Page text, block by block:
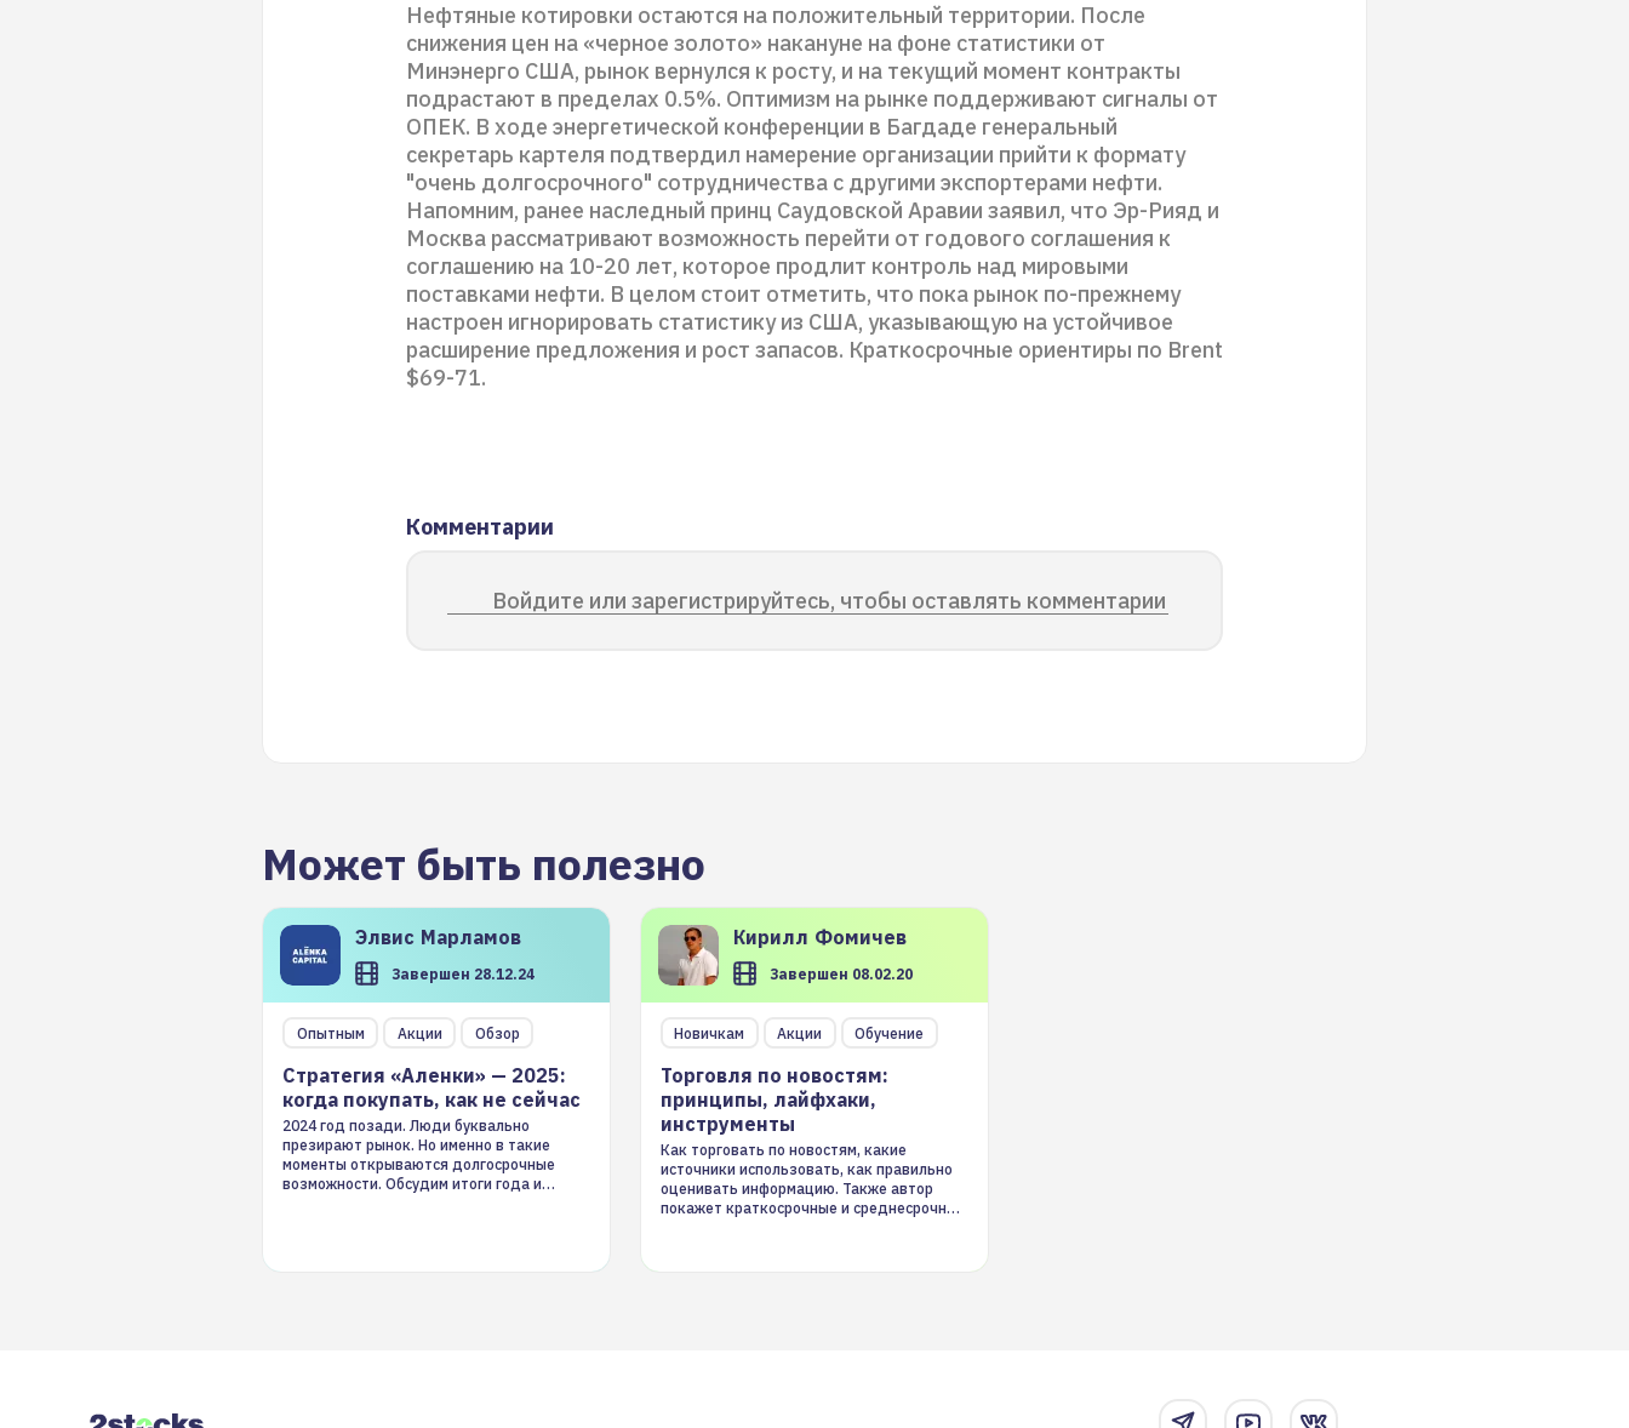
Нефтяные котировки остаются на положительный территории. После
снижения цен на «черное золото» накануне на фоне статистики от
Минэнерго США, рынок вернулся к росту, и на текущий момент контракты
подрастают в пределах 0.5%. Оптимизм на рынке поддерживают сигналы от
ОПЕК. В ходе энергетической конференции в Багдаде генеральный
секретарь картеля подтвердил намерение организации прийти к формату
"очень долгосрочного" сотрудничества с другими экспортерами нефти.
Напомним, ранее наследный принц Саудовской Аравии заявил, что Эр-Рияд и
Москва рассматривают возможность перейти от годового соглашения к
соглашению на 10-20 лет, которое продлит контроль над мировыми
поставками нефти. В целом стоит отметить, что пока рынок по-прежнему
настроен игнорировать статистику из США, указывающую на устойчивое
расширение предложения и рост запасов. Краткосрочные ориентиры по Brent
$69-71.
Комментарии
Войдите или зарегистрируйтесь, чтобы оставлять комментарии
Может быть полезно
Элвис Марламов
Завершен 28.12.24
Опытным Акции Обзор
Стратегия «Аленки» — 2025:
когда покупать, как не сейчас
2024 год позади. Люди буквально
презирают рынок. Но именно в такие
моменты открываются долгосрочные
возможности. Обсудим итоги года и
Кирилл Фомичев
Завершен 08.02.20
Новичкам Акции Обучение
Торговля по новостям:
принципы, лайфхаки,
инструменты
Как торговать по новостям, какие
источники использовать, как правильно
оценивать информацию. Также автор
покажет краткосрочные и среднесрочные